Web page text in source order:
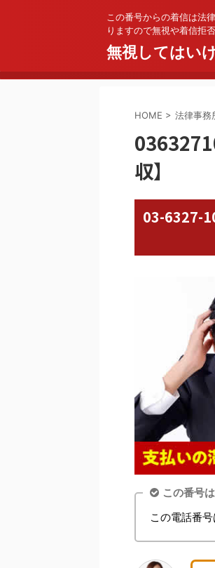
この番号からの着信は法
りますので無視や着信拒
無視してはい
HOME > 法律事務
収】
03-6327-
この番号
この電話番号